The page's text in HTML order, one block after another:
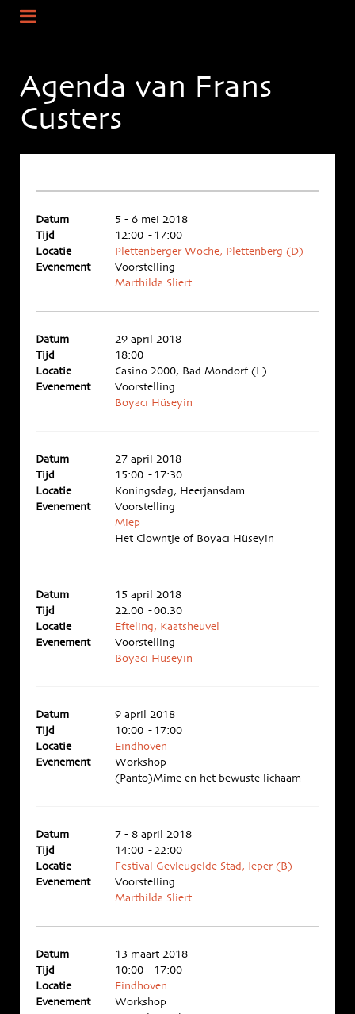
Agenda van Frans
Custers
Datum
5 - 6 mei 2018
Tijd
12:00 - 17:00
Locatie
Plettenberger Woche, Plettenberg (D)
Evenement
Voorstelling
Marthilda Sliert
Datum
29 april 2018
Tijd
18:00
Locatie
Casino 2000, Bad Mondorf (L)
Evenement
Voorstelling
Boyacı Hüseyin
Datum
27 april 2018
Tijd
15:00 - 17:30
Locatie
Koningsdag, Heerjansdam
Evenement
Voorstelling
Miep
Het Clowntje of Boyacı Hüseyin
Datum
15 april 2018
Tijd
22:00 - 00:30
Locatie
Efteling, Kaatsheuvel
Evenement
Voorstelling
Boyacı Hüseyin
Datum
9 april 2018
Tijd
10:00 - 17:00
Locatie
Eindhoven
Evenement
Workshop
(Panto)Mime en het bewuste lichaam
Datum
7 - 8 april 2018
Tijd
14:00 - 22:00
Locatie
Festival Gevleugelde Stad, Ieper (B)
Evenement
Voorstelling
Marthilda Sliert
Datum
13 maart 2018
Tijd
10:00 - 17:00
Locatie
Eindhoven
Evenement
Workshop